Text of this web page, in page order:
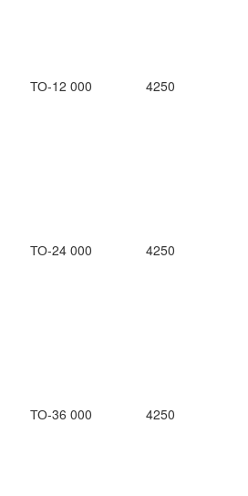
ТО-12 000 4250
ТО-24 000 4250
ТО-36 000 4250